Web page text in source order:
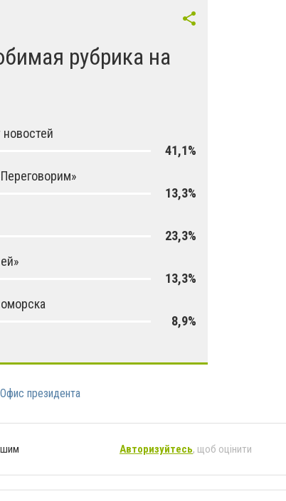
рубрика на
41,1%
13,3%
23,3%
13,3%
8,9%
президента
Авторизуйтесь, щоб оцінити